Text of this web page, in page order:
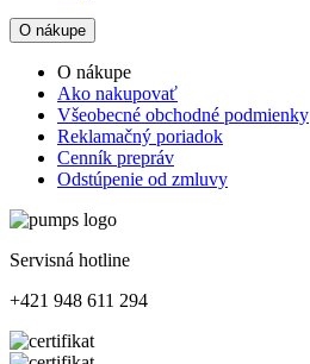
O nákupe
O nákupe
Ako nakupovať
Všeobecné obchodné podmienky
Reklamačný poriadok
Cenník prepráv
Odstúpenie od zmluvy
Servisná hotline
+421 948 611 294